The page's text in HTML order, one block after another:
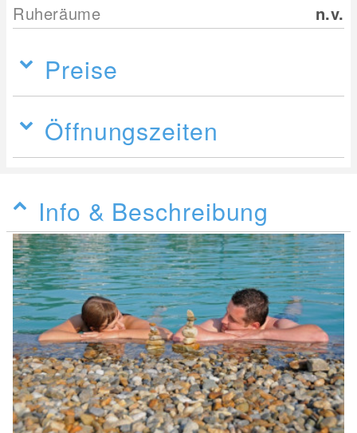
Ruheräume
n.v.
Preise
Öffnungszeiten
Info & Beschreibung